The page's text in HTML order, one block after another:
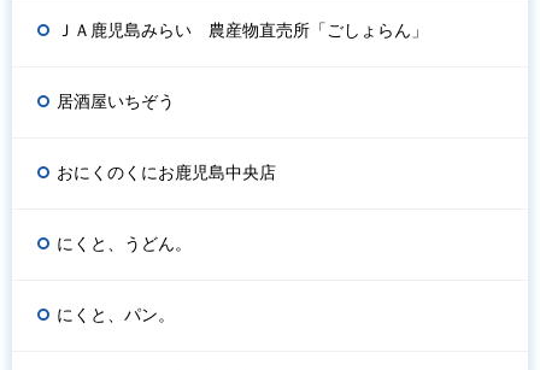
ＪＡ鹿児島みらい 農産物直売所「ごしょらん」
居酒屋いちぞう
おにくのくにお鹿児島中央店
にくと、うどん。
にくと、パン。